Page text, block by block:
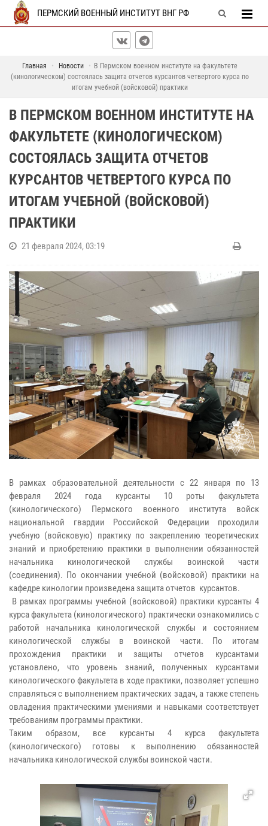
ПЕРМСКИЙ ВОЕННЫЙ ИНСТИТУТ ВНГ РФ
Главная Новости
В Пермском военном институте на факультете
(кинологическом) состоялась защита отчетов курсантов четвертого курса по
итогам учебной (войсковой) практики
В ПЕРМСКОМ ВОЕННОМ ИНСТИТУТЕ НА
ФАКУЛЬТЕТЕ (КИНОЛОГИЧЕСКОМ)
СОСТОЯЛАСЬ ЗАЩИТА ОТЧЕТОВ
КУРСАНТОВ ЧЕТВЕРТОГО КУРСА ПО
ИТОГАМ УЧЕБНОЙ (ВОЙСКОВОЙ)
ПРАКТИКИ
21 февраля 2024, 03:19
В рамках образовательной деятельности с 22 января по 13
февраля 2024 года курсанты 10 роты факультета
(кинологического) Пермского военного института войск
национальной гвардии Российской Федерации проходили
учебную (войсковую) практику по закреплению теоретических
знаний и приобретению практики в выполнении обязанностей
начальника кинологической службы воинской части
(соединения). По окончании учебной (войсковой) практики на
кафедре кинологии произведена защита отчетов курсантов.
В рамках программы учебной (войсковой) практики курсанты 4
курса факультета (кинологического) практически ознакомились с
работой начальника кинологической службы и состоянием
кинологической службы в воинской части. По итогам
прохождения практики и защиты отчетов курсантами
установлено, что уровень знаний, полученных курсантами
кинологического факультета в ходе практики, позволяет успешно
справляться с выполнением практических задач, а также степень
овладения практическими умениями и навыками соответствует
требованиям программы практики.
Таким образом, все курсанты 4 курса факультета
(кинологического) готовы к выполнению обязанностей
начальника кинологической службы воинской части.